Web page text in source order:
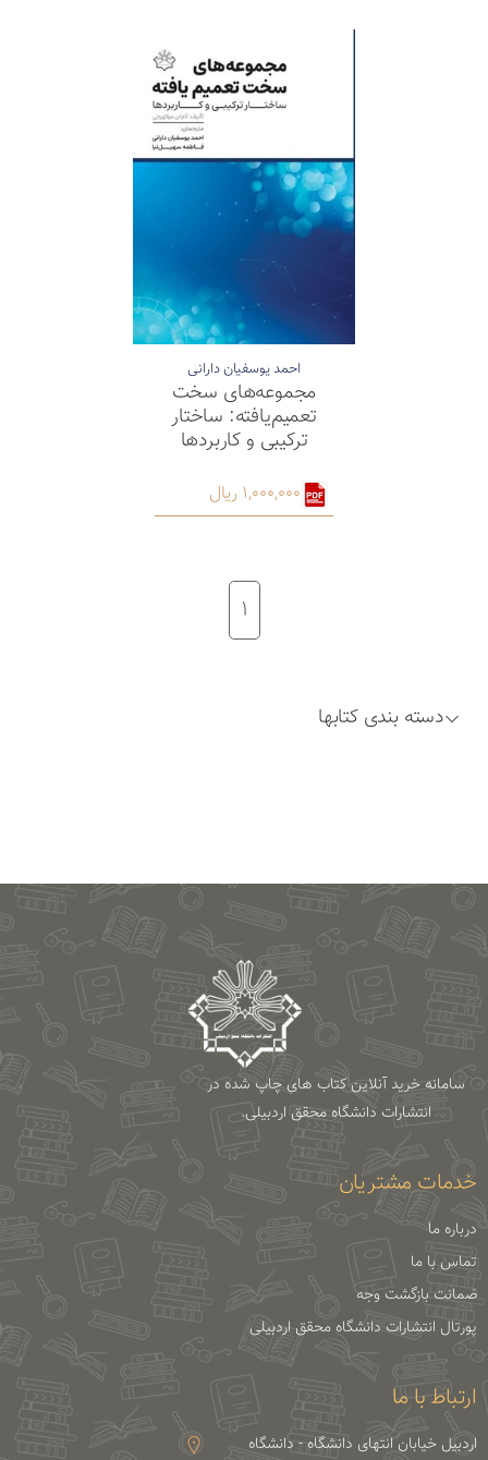
احمد یوسفیان‌ دارانی
مجموعه‌های سخت
تعمیم‌یافته: ساختار
ترکیبی و کاربردها
1,000,000 ریال
1
دسته بندی کتابها
سامانه خرید آنلاین کتاب های چاپ شده در
انتشارات دانشگاه محقق اردبیلی.
خدمات مشتریان
درباره ما
تماس با ما
ضمانت بازگشت وجه
پورتال انتشارات دانشگاه محقق اردبیلی
ارتباط با ما
اردبیل خیابان انتهای دانشگاه - دانشگاه